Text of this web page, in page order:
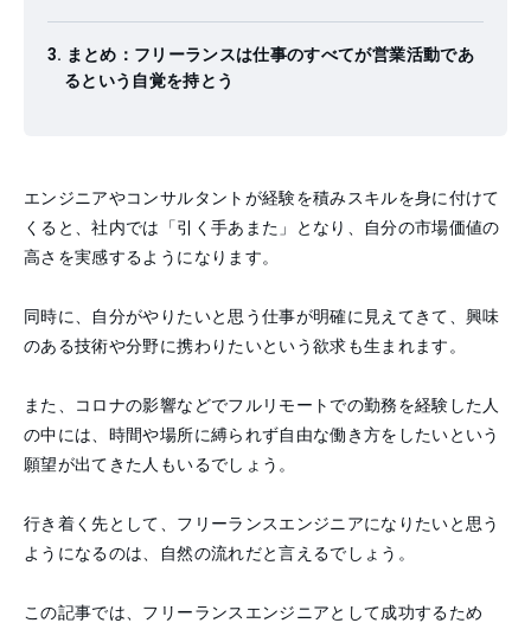
まとめ：フリーランスは仕事のすべてが営業活動であ
るという自覚を持とう
エンジニアやコンサルタントが経験を積みスキルを身に付けて
くると、社内では「引く手あまた」となり、自分の市場価値の
高さを実感するようになります。
同時に、自分がやりたいと思う仕事が明確に見えてきて、興味
のある技術や分野に携わりたいという欲求も生まれます。
また、コロナの影響などでフルリモートでの勤務を経験した人
の中には、時間や場所に縛られず自由な働き方をしたいという
願望が出てきた人もいるでしょう。
行き着く先として、フリーランスエンジニアになりたいと思う
ようになるのは、自然の流れだと言えるでしょう。
この記事では、フリーランスエンジニアとして成功するため